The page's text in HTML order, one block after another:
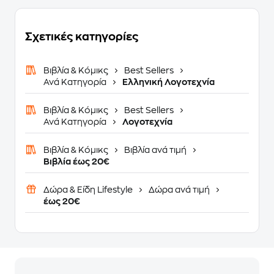
Σχετικές κατηγορίες
Βιβλία & Κόμικς
Best Sellers
Ανά Κατηγορία
Ελληνική Λογοτεχνία
Βιβλία & Κόμικς
Best Sellers
Ανά Κατηγορία
Λογοτεχνία
Βιβλία & Κόμικς
Βιβλία ανά τιμή
Βιβλία έως 20€
Δώρα & Είδη Lifestyle
Δώρα ανά τιμή
έως 20€